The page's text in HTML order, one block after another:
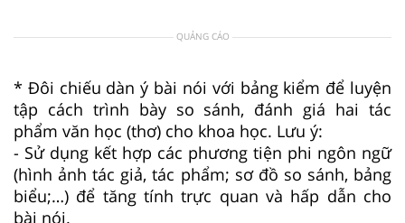
QUẢNG CÁO
* Đôi chiếu dàn ý bài nói với bảng kiểm để luyện
tập cách trình bày so sánh, đánh giá hai tác
phẩm văn học (thơ) cho khoa học. Lưu ý:
- Sử dụng kết hợp các phương tiện phi ngôn ngữ
(hình ảnh tác giả, tác phẩm; sơ đồ so sánh, bảng
biểu;…) để tăng tính trực quan và hấp dẫn cho
bài nói.